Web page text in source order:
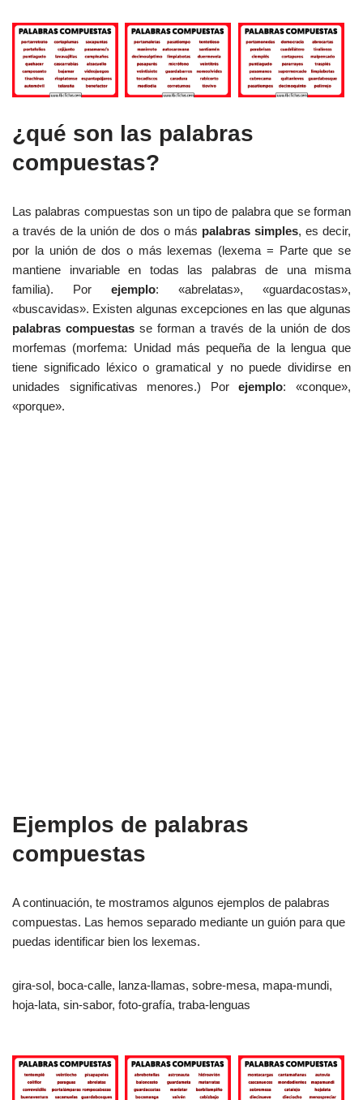
¿qué son las palabras
compuestas?
Las palabras compuestas son un tipo de palabra que se forman
a través de la unión de dos o más palabras simples, es decir,
por la unión de dos o más lexemas (lexema = Parte que se
mantiene invariable en todas las palabras de una misma
familia). Por ejemplo: «abrelatas», «guardacostas»,
«buscavidas». Existen algunas excepciones en las que algunas
palabras compuestas se forman a través de la unión de dos
morfemas (morfema: Unidad más pequeña de la lengua que
tiene significado léxico o gramatical y no puede dividirse en
unidades significativas menores.) Porejemplo: «conque»,
«porque».
Ejemplos de palabras
compuestas
A continuación, te mostramos algunos ejemplos de palabras
compuestas. Las hemos separado mediante un guión para que
puedas identificar bien los lexemas.
gira-sol, boca-calle, lanza-llamas, sobre-mesa, mapa-mundi,
hoja-lata, sin-sabor, foto-grafía, traba-lenguas